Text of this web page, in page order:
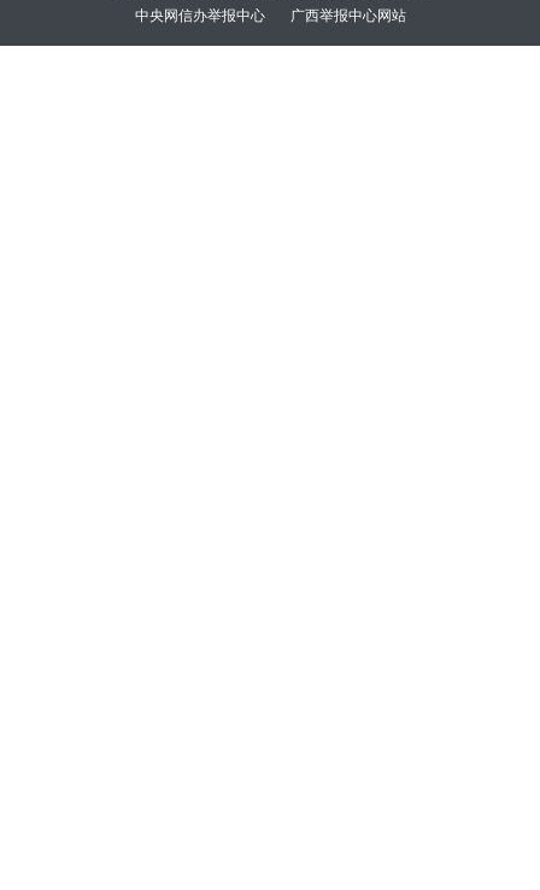
中央网信办举报中心
广西举报中心网站